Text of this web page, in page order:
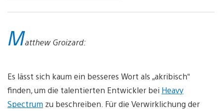
Matthew Groizard:
Es lässt sich kaum ein besseres Wort als „akribisch“
finden, um die talentierten Entwickler bei Heavy
Spectrum zu beschreiben. Für die Verwirklichung der